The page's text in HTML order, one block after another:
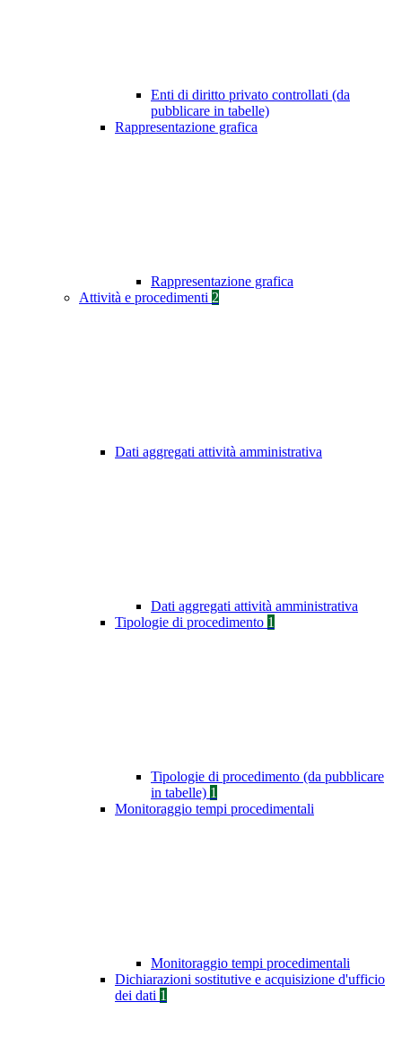
Enti di diritto privato controllati (da
pubblicare in tabelle)
Rappresentazione grafica
Rappresentazione grafica
Attività e procedimenti 2
Dati aggregati attività amministrativa
Dati aggregati attività amministrativa
Tipologie di procedimento 1
Tipologie di procedimento (da pubblicare
in tabelle) 1
Monitoraggio tempi procedimentali
Monitoraggio tempi procedimentali
Dichiarazioni sostitutive e acquisizione d'ufficio
dei dati 1